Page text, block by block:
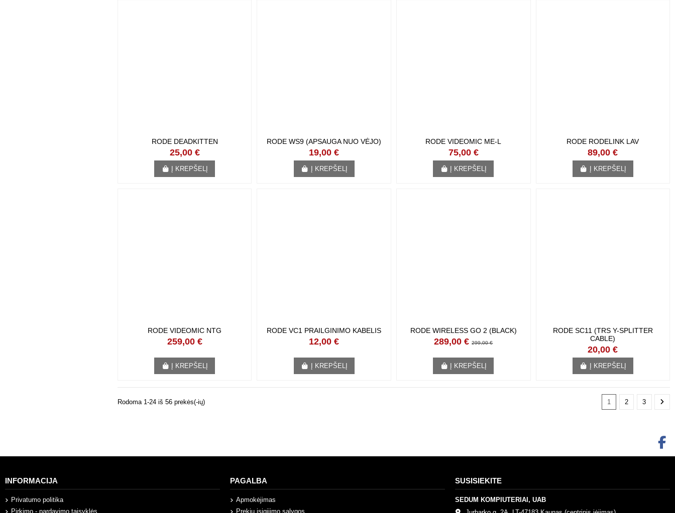
RODE DEADKITTEN
25,00 €
Į KREPŠELĮ
RODE WS9 (APSAUGA NUO VĖJO)
19,00 €
Į KREPŠELĮ
RODE VIDEOMIC ME-L
75,00 €
Į KREPŠELĮ
RODE RODELINK LAV
89,00 €
Į KREPŠELĮ
RODE VIDEOMIC NTG
259,00 €
Į KREPŠELĮ
RODE VC1 PRAILGINIMO KABELIS
12,00 €
Į KREPŠELĮ
RODE WIRELESS GO 2 (BLACK)
289,00 €299,00 €
Į KREPŠELĮ
RODE SC11 (TRS Y-SPLITTER CABLE)
20,00 €
Į KREPŠELĮ
1 2 3
Privatumo politika
Pirkimo - pardavimo taisyklės
Apmokėjimas
Prekių įsigijimo sąlygos
SEDUM KOMPIUTERIAI, UAB
Jurbarko g. 2A, LT-47183 Kaunas (centrinis įėjimas)